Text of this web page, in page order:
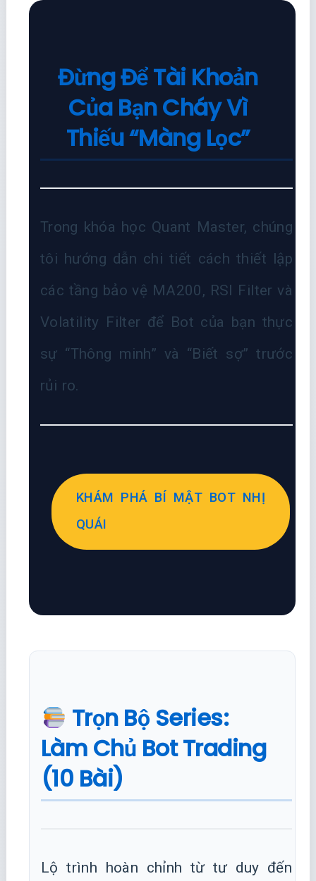
Đừng Để Tài Khoản
Của Bạn Cháy Vì
Thiếu “Màng Lọc”
Trong khóa học Quant Master, chúng
tôi hướng dẫn chi tiết cách thiết lập
các tầng bảo vệ MA200, RSI Filter và
Volatility Filter để Bot của bạn thực
sự “Thông minh” và “Biết sợ” trước
rủi ro.
KHÁM PHÁ BÍ MẬT BOT NHỊ
QUÁI
Trọn Bộ Series:
Làm Chủ Bot Trading
(10 Bài)
Lộ trình hoàn chỉnh từ tư duy đến